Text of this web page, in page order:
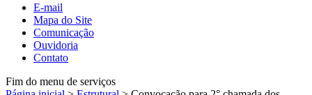
E-mail
Mapa do Site
Comunicação
Ouvidoria
Contato
Fim do menu de serviços